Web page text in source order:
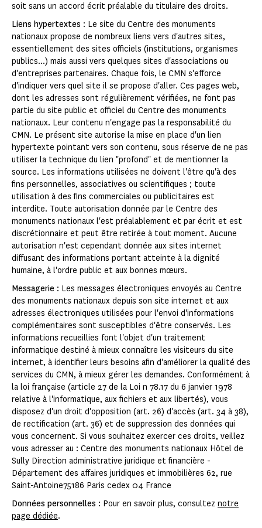
soit sans un accord écrit préalable du titulaire des droits.
Liens hypertextes : Le site du Centre des monuments
nationaux propose de nombreux liens vers d'autres sites,
essentiellement des sites officiels (institutions, organismes
publics...) mais aussi vers quelques sites d'associations ou
d'entreprises partenaires. Chaque fois, le CMN s'efforce
d'indiquer vers quel site il se propose d'aller. Ces pages web,
dont les adresses sont régulièrement vérifiées, ne font pas
partie du site public et officiel du Centre des monuments
nationaux. Leur contenu n'engage pas la responsabilité du
CMN. Le présent site autorise la mise en place d'un lien
hypertexte pointant vers son contenu, sous réserve de ne pas
utiliser la technique du lien "profond" et de mentionner la
source. Les informations utilisées ne doivent l'être qu'à des
fins personnelles, associatives ou scientifiques ; toute
utilisation à des fins commerciales ou publicitaires est
interdite. Toute autorisation donnée par le Centre des
monuments nationaux l'est préalablement et par écrit et est
discrétionnaire et peut être retirée à tout moment. Aucune
autorisation n'est cependant donnée aux sites internet
diffusant des informations portant atteinte à la dignité
humaine, à l'ordre public et aux bonnes mœurs.
Messagerie : Les messages électroniques envoyés au Centre
des monuments nationaux depuis son site internet et aux
adresses électroniques utilisées pour l'envoi d'informations
complémentaires sont susceptibles d'être conservés. Les
informations recueillies font l'objet d'un traitement
informatique destiné à mieux connaître les visiteurs du site
internet, à identifier leurs besoins afin d'améliorer la qualité des
services du CMN, à mieux gérer les demandes. Conformément à
la loi française (article 27 de la Loi n 78.17 du 6 janvier 1978
relative à l'informatique, aux fichiers et aux libertés), vous
disposez d'un droit d'opposition (art. 26) d'accès (art. 34 à 38),
de rectification (art. 36) et de suppression des données qui
vous concernent. Si vous souhaitez exercer ces droits, veillez
vous adresser au : Centre des monuments nationaux Hôtel de
Sully Direction administrative juridique et financière -
Département des affaires juridiques et immobilières 62, rue
Saint-Antoine75186 Paris cedex 04 France
Données personnelles : Pour en savoir plus, consultez notre
page dédiée.